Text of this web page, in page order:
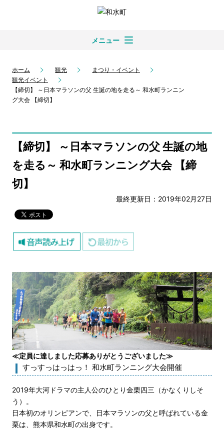
メニュー
ホーム 観光
まつり・イベント
観光イベント
【締切】 ～日本マラソンの父 生誕の地を走る～ 和水町ランニン
グ大会 【締切】
【締切】 ～日本マラソンの父 生誕の地
を走る～ 和水町ランニング大会 【締
切】
最終更新日：2019年02月27日
≪定員に達しました応募ありがとうございました≫
すっすっはっはっ！ 和水町ランニング大会開催
2019年大河ドラマの主人公のひとり金栗四三（かなくりしそ
う）。
日本初のオリンピアンで、日本マラソンの父と呼ばれている金
栗は、熊本県和水町の出身です。